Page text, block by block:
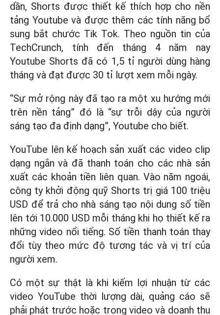
dần, Shorts được thiết kế thích hợp cho nền
tảng Youtube và được thêm các tính năng bổ
sung bắt chước Tik Tok. Theo nguồn tin của
TechCrunch, tính đến tháng 4 năm nay
Youtube Shorts đã có 1,5 tỉ người dùng hàng
tháng và đạt được 30 tỉ lượt xem mỗi ngày.
“Sự mở rộng này đã tạo ra một xu hướng mới
trên nền tảng” đó là “sự trỗi dậy của người
sáng tạo đa định dạng”, Youtube cho biết.
YouTube lên kế hoạch sản xuất các video clip
dạng ngắn và đã thanh toán cho các nhà sản
xuất các khoản tiền liên quan. Vào năm ngoái,
công ty khởi động quỹ Shorts trị giá 100 triệu
USD để trả cho nhà sáng tạo nội dung số tiền
lên tới 10.000 USD mỗi tháng khi họ thiết kế ra
những video nổi tiếng. Số tiền thanh toán thay
đổi tùy theo mức độ tương tác và vị trí của
người xem.
Có một sự thật là khi kiếm lợi nhuận từ các
video YouTube thời lượng dài, quảng cáo sẽ
phải phát trước hoặc trong video và doanh thu